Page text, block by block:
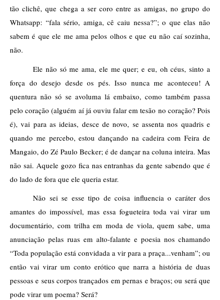
tão clichê, que chega a ser coro entre as amigas, no grupo do
Whatsapp: “fala sério, amiga, cê caiu nessa?”; o que elas não
sabem é que ele me ama pelos olhos e que eu não caí sozinha,
não.
Ele não só me ama, ele me quer; e eu, oh céus, sinto a
força do desejo desde os pés. Isso nunca me aconteceu! A
quentura não só se avoluma lá embaixo, como também passa
pelo coração (alguém aí já ouviu falar em tesão no coração? Pois
é), vai para as ideias, desce de novo, se assenta nos quadris e
quando me percebo, estou dançando na cadeira com Feira de
Mangaio, do Zé Paulo Becker; é de dançar na coluna inteira. Mas
não sai. Aquele gozo fica nas entranhas da gente sabendo que é
do lado de fora que ele queria estar.
Não sei se esse tipo de coisa influencia o caráter dos
amantes do impossível, mas essa fogueteira toda vai virar um
documentário, com trilha em moda de viola, quem sabe, uma
anunciação pelas ruas em alto-falante e poesia nos chamando
“Toda população está convidada a vir para a praça...venham”; ou
então vai virar um conto erótico que narra a história de duas
pessoas e seus corpos trançados em pernas e braços; ou será que
pode virar um poema? Será?